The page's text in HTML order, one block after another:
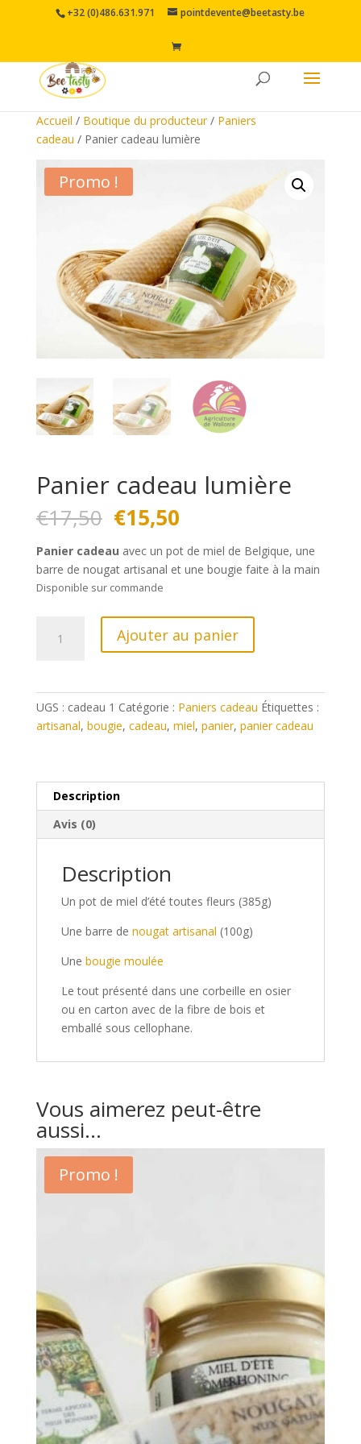
+32 (0)486.631.971 pointdevente@beetasty.be
Accueil / Boutique du producteur/ Paniers
cadeau / Panier cadeau lumière
Promo !
Panier cadeau lumière
€17,50 Le
prix
initial
était :
€17,50.
€15,50Le
actuel
est :
Panier cadeau avec un pot de miel de Belgique, une
barre de nougat artisanal et une bougie faite à la main
Disponible sur commande
Ajouter au panier
UGS : cadeau 1 Catégorie : Paniers cadeau Étiquettes :
artisanal, bougie, cadeau, miel, panier, panier cadeau
Description
Avis (0)
Description
Un pot de miel d’été toutes fleurs (385g)
Une barre de nougat artisanal (100g)
Une bougie moulée
Le tout présenté dans une corbeille en osier
ou en carton avec de la fibre de bois et
emballé sous cellophane.
Vous aimerez peut-être
aussi…
Promo !